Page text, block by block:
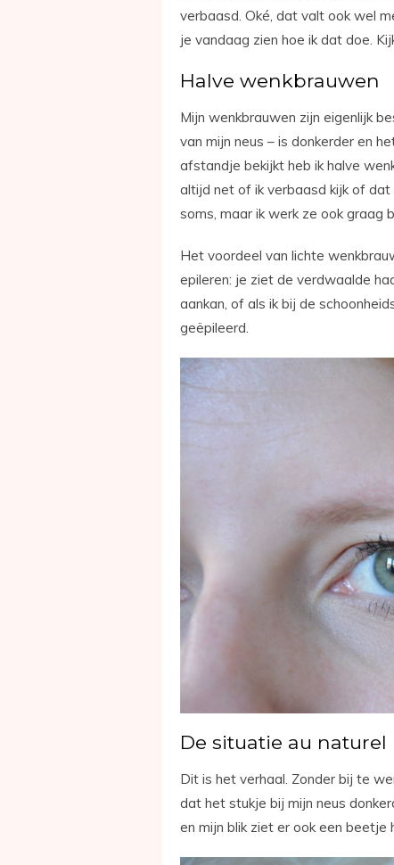
verbaasd. Oké, dat valt ook wel
je vandaag zien hoe ik dat doe.
Halve wenkbrauwen
Mijn wenkbrauwen zijn eigenlijk
van mijn neus – is donkerder en
afstandje bekijkt heb ik halve
altijd net of ik verbaasd kijk of
soms, maar ik werk ze ook graag
Het voordeel van lichte
epileren: je ziet de verdwaalde
aankan, of als ik bij de
geëpileerd.
De situatie au naturel
Dit is het verhaal. Zonder bij te
dat het stukje bij mijn neus
en mijn blik ziet er ook een beetje